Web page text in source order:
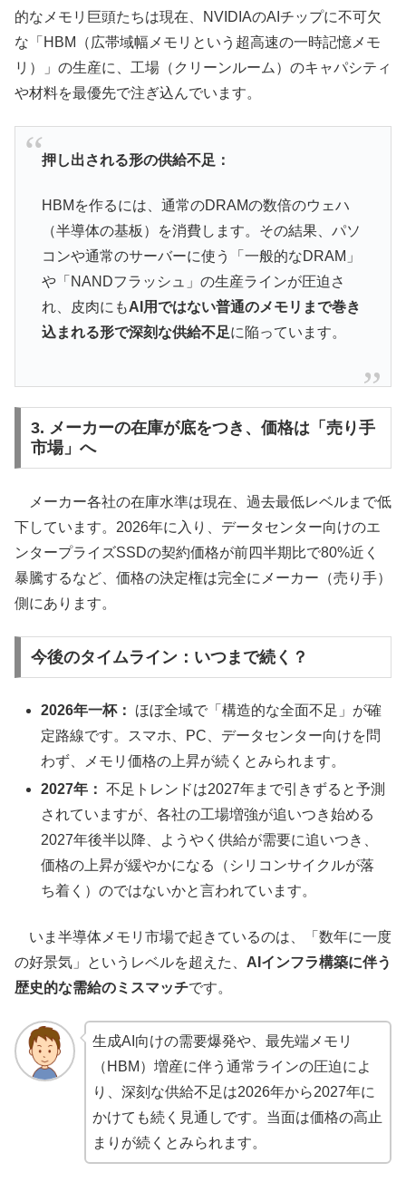
的なメモリ巨頭たちは現在、NVIDIAのAIチップに不可欠
な「HBM（広帯域幅メモリという超高速の一時記憶メモ
リ）」の生産に、工場（クリーンルーム）のキャパシティ
や材料を最優先で注ぎ込んでいます。
押し出される形の供給不足：
HBMを作るには、通常のDRAMの数倍のウェハ
（半導体の基板）を消費します。その結果、パソ
コンや通常のサーバーに使う「一般的なDRAM」
や「NANDフラッシュ」の生産ラインが圧迫さ
れ、皮肉にもAI用ではない普通のメモリまで巻き
込まれる形で深刻な供給不足に陥っています。
3. メーカーの在庫が底をつき、価格は「売り手
市場」へ
メーカー各社の在庫水準は現在、過去最低レベルまで低
下しています。2026年に入り、データセンター向けのエ
ンタープライズSSDの契約価格が前四半期比で80%近く
暴騰するなど、価格の決定権は完全にメーカー（売り手）
側にあります。
今後のタイムライン：いつまで続く？
2026年一杯：
ほぼ全域で「構造的な全面不足」が確
定路線です。スマホ、PC、データセンター向けを問
わず、メモリ価格の上昇が続くとみられます。
2027年： 不足トレンドは2027年まで引きずると予測
されていますが、各社の工場増強が追いつき始める
2027年後半以降、ようやく供給が需要に追いつき、
価格の上昇が緩やかになる（シリコンサイクルが落
ち着く）のではないかと言われています。
いま半導体メモリ市場で起きているのは、「数年に一度
の好景気」というレベルを超えた、 AIインフラ構築に伴う
歴史的な需給のミスマッチです。
生成AI向けの需要爆発や、最先端メモリ
（HBM）増産に伴う通常ラインの圧迫によ
り、深刻な供給不足は2026年から2027年に
かけても続く見通しです。当面は価格の高止
まりが続くとみられます。